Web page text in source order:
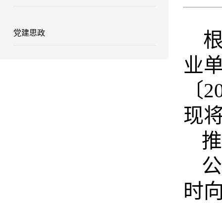
党建思政
业
〔
现
时